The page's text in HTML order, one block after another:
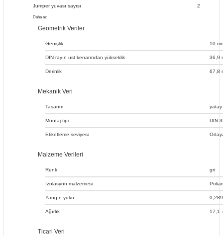
Jumper yuvası sayısı 2
Daha az
Geometrik Veriler
Genişlik 10
DIN rayın üst kenarından yükseklik 36,9
Derinlik 67,8
Mekanik Veri
Tasarım yatay
Montaj tipi DIN
Etiketleme seviyesi
Malzeme Verileri
Renk gri
İzolasyon malzemesi
Yangın yükü 0,289
Ağırlık 17,1
Ticari Veri